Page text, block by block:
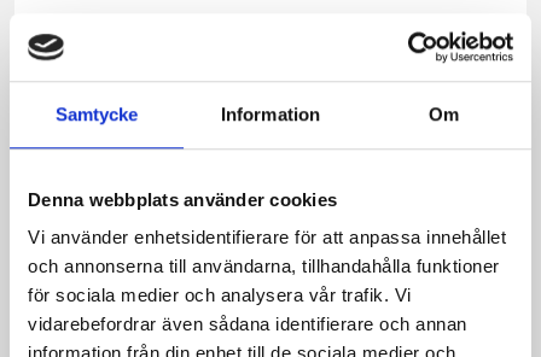
Samtycke Information Om
Denna webbplats använder cookies
Vi använder enhetsidentifierare för att anpassa innehållet
och annonserna till användarna, tillhandahålla funktioner
för sociala medier och analysera vår trafik. Vi
vidarebefordrar även sådana identifierare och annan
Produkter i receptet: